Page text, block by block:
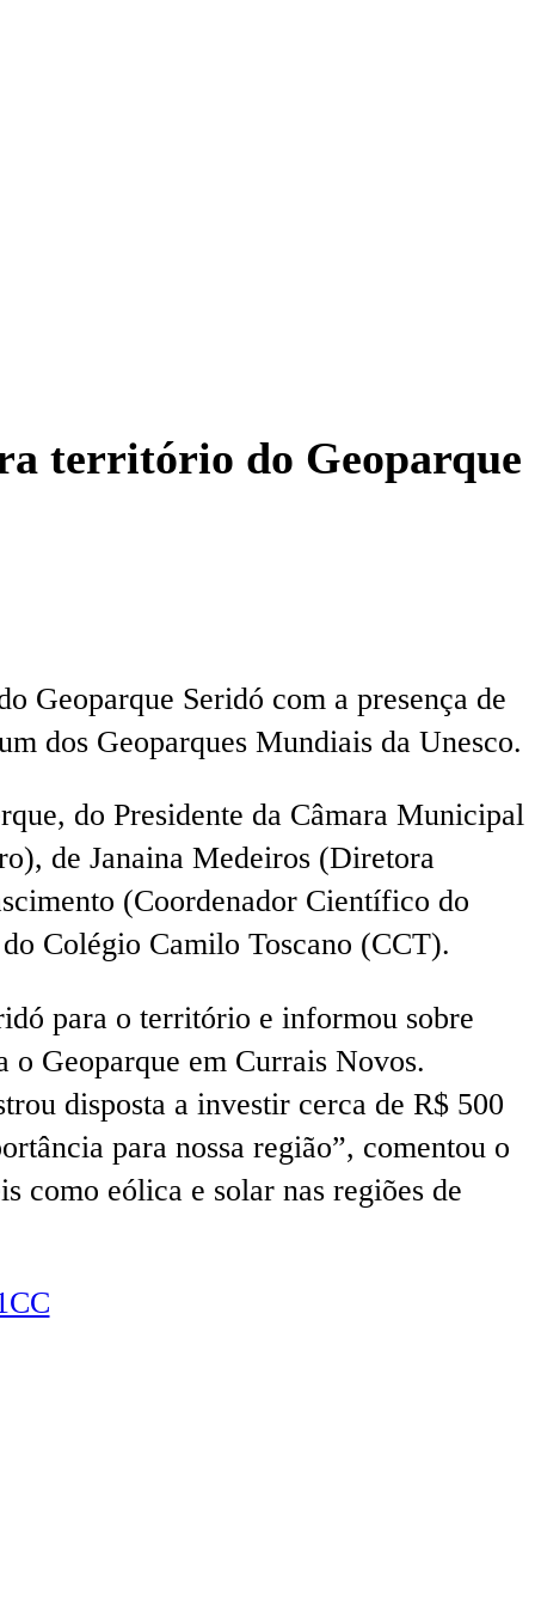
território do Geoparque
Geoparque Seridó com a presença de
dos Geoparques Mundiais da Unesco.
do Presidente da Câmara Municipal
de Janaina Medeiros (Diretora
(Coordenador Científico do
Colégio Camilo Toscano (CCT).
para o território e informou sobre
o Geoparque em Currais Novos.
disposta a investir cerca de R$ 500
para nossa região”, comentou o
como eólica e solar nas regiões de